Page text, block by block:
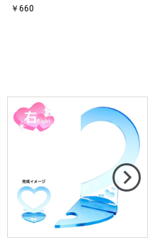
￥660